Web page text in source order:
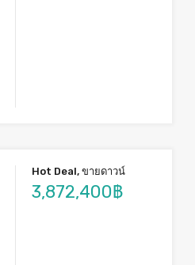
Hot Deal, ขายดาวน์
3,872,400฿